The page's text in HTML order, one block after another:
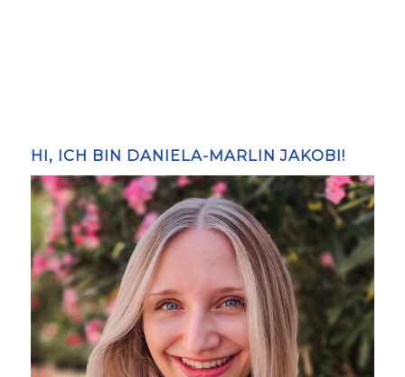
HI, ICH BIN DANIELA-MARLIN JAKOBI!